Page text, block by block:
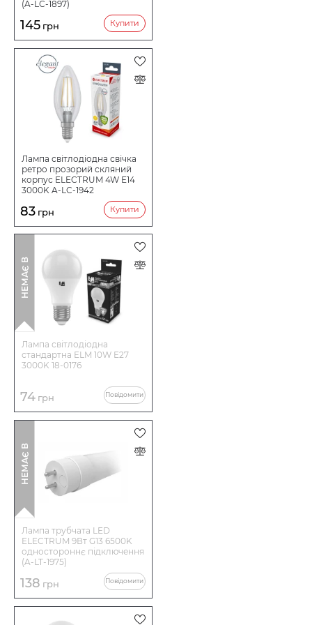
(A-LC-1897)
145 грн Купити
Лампа світлодіодна свічка
ретро прозорий скляний
корпус ELECTRUM 4W E14
3000K A-LC-1942
83 грн Купити
Лампа світлодіодна
стандартна ELM 10W E27
3000K 18-0176
74 грн Повідомити
Н
Е
М
А
Є
В
Н
А
Я
В
Н
О
С
Т І
Лампа трубчата LED
ELECTRUM 9Вт G13 6500K
одностороннє підключення
(A-LT-1975)
138 грн Повідомити
Н
Е
М
А
Є
В
Н
А
Я
В
Н
О
С
Т І